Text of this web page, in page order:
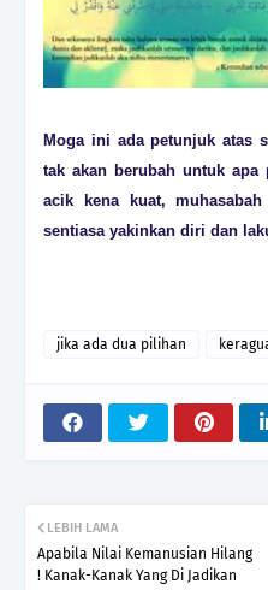
Moga ini ada petunjuk atas
tak akan berubah untuk apa
acik kena kuat,
sentiasa yakinkan diri dan
jika ada dua pilihan
LEBIH LAMA
Apabila Nilai Kemanusian Hilang
! Kanak-Kanak Yang Di Jadikan